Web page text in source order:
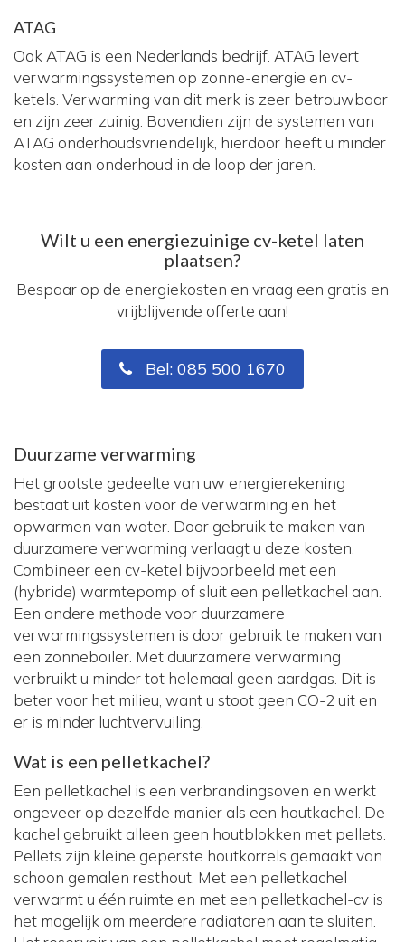
ATAG
Ook ATAG is een Nederlands bedrijf. ATAG levert
verwarmingssystemen op zonne-energie en cv-
ketels. Verwarming van dit merk is zeer betrouwbaar
en zijn zeer zuinig. Bovendien zijn de systemen van
ATAG onderhoudsvriendelijk, hierdoor heeft u minder
kosten aan onderhoud in de loop der jaren.
Wilt u een energiezuinige cv-ketel laten
plaatsen?
Bespaar op de energiekosten en vraag een gratis en
vrijblijvende offerte aan!
Bel: 085 500 1670
Duurzame verwarming
Het grootste gedeelte van uw energierekening
bestaat uit kosten voor de verwarming en het
opwarmen van water. Door gebruik te maken van
duurzamere verwarming verlaagt u deze kosten.
Combineer een cv-ketel bijvoorbeeld met een
(hybride) warmtepomp of sluit een pelletkachel aan.
Een andere methode voor duurzamere
verwarmingssystemen is door gebruik te maken van
een zonneboiler. Met duurzamere verwarming
verbruikt u minder tot helemaal geen aardgas. Dit is
beter voor het milieu, want u stoot geen CO-2 uit en
er is minder luchtvervuiling.
Wat is een pelletkachel?
Een pelletkachel is een verbrandingsoven en werkt
ongeveer op dezelfde manier als een houtkachel. De
kachel gebruikt alleen geen houtblokken met pellets.
Pellets zijn kleine geperste houtkorrels gemaakt van
schoon gemalen resthout. Met een pelletkachel
verwarmt u één ruimte en met een pelletkachel-cv is
het mogelijk om meerdere radiatoren aan te sluiten.